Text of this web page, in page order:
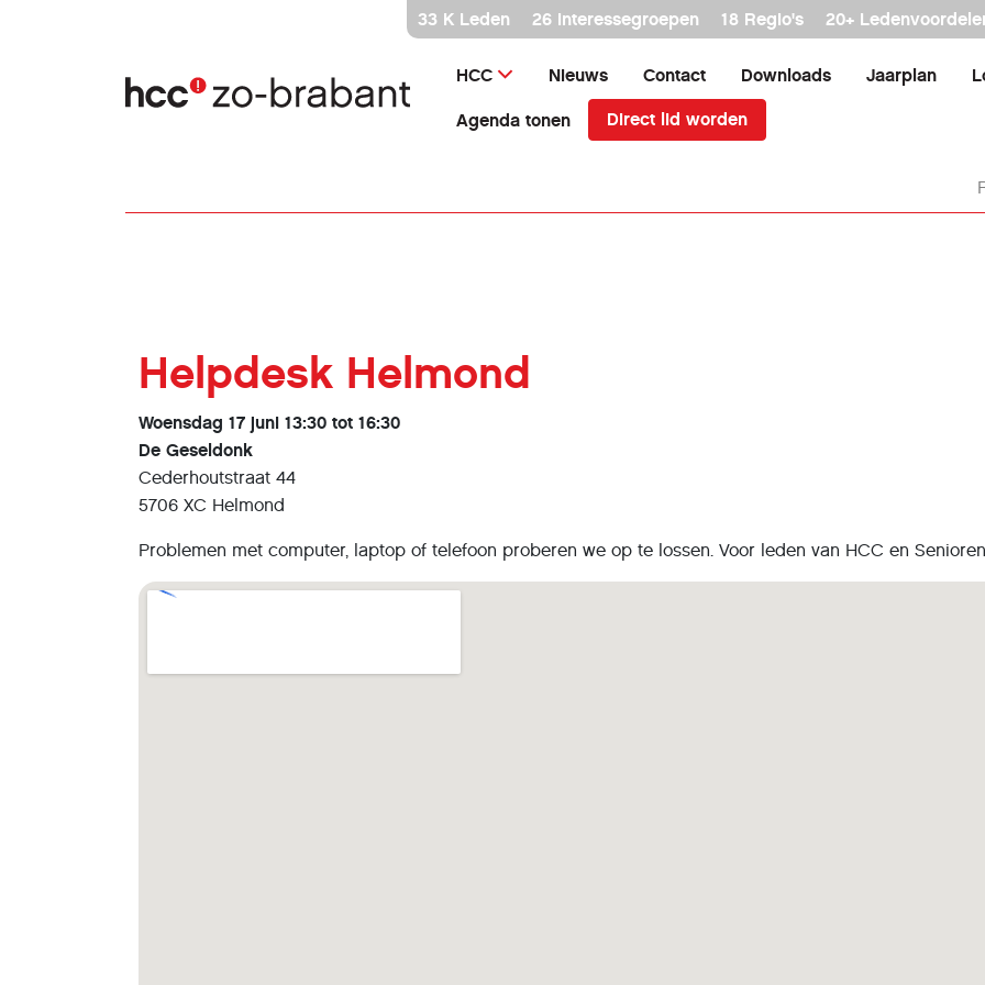
inhoud
33 K Leden 26 interessegroepen 18 Regio's 20+
HCC Nieuws Contact Downloads Jaarplan
Agenda tonen Direct lid worden
Helpdesk Helmond
Woensdag 17 juni 13:30 tot 16:30
De Geseldonk
Cederhoutstraat 44
5706 XC Helmond
Problemen met computer, laptop of telefoon proberen we op te lossen. Voor leden van HCC en